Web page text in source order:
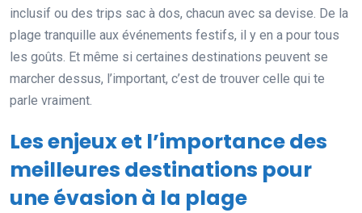
inclusif ou des trips sac à dos, chacun avec sa devise. De la
plage tranquille aux événements festifs, il y en a pour tous
les goûts. Et même si certaines destinations peuvent se
marcher dessus, l’important, c’est de trouver celle qui te
parle vraiment.
Les enjeux et l’importance des
meilleures destinations pour
une évasion à la plage